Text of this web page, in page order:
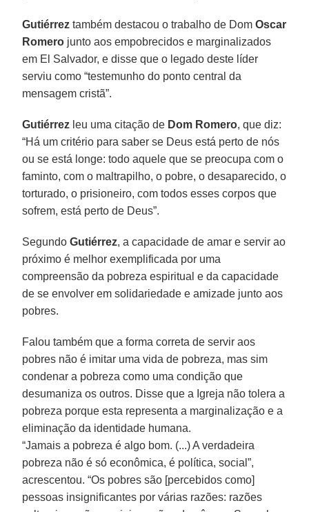
Gutiérrez também destacou o trabalho de DomOscar
Romero junto aos empobrecidos e marginalizados
em El Salvador, e disse que o legado deste líder
serviu como “testemunho do ponto central da
mensagem cristã”.
Gutiérrez leu uma citação de Dom Romero, que diz:
“Há um critério para saber se Deus está perto de nós
ou se está longe: todo aquele que se preocupa com o
faminto, com o maltrapilho, o pobre, o desaparecido, o
torturado, o prisioneiro, com todos esses corpos que
sofrem, está perto de Deus”.
SegundoGutiérrez, a capacidade de amar e servir ao
próximo é melhor exemplificada por uma
compreensão da pobreza espiritual e da capacidade
de se envolver em solidariedade e amizade junto aos
pobres.
Falou também que a forma correta de servir aos
pobres não é imitar uma vida de pobreza, mas sim
condenar a pobreza como uma condição que
desumaniza os outros. Disse que a Igreja não tolera a
pobreza porque esta representa a marginalização e a
eliminação da identidade humana.
“Jamais a pobreza é algo bom. (...) A verdadeira
pobreza não é só econômica, é política, social”,
acrescentou. “Os pobres são [percebidos como]
pessoas insignificantes por várias razões: razões